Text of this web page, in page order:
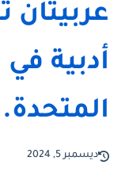
عربيتان
أدبية في
ديسمبر 5, 2024